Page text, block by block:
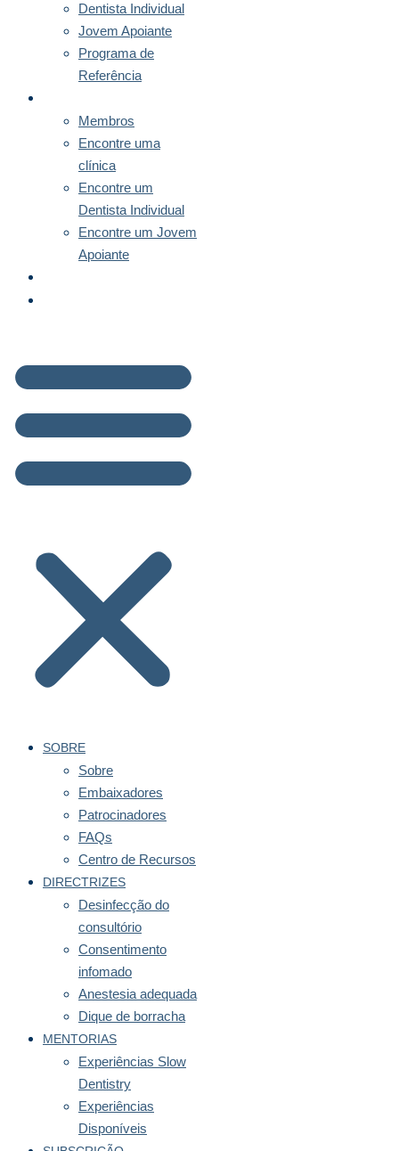
Dentista Individual
Jovem Apoiante
Programa de
Referência
Membros
Encontre uma
clínica
Encontre um
Dentista Individual
Encontre um Jovem
Apoiante
SOBRE
Sobre
Embaixadores
Patrocinadores
FAQs
Centro de Recursos
DIRECTRIZES
Desinfecção do
consultório
Consentimento
infomado
Anestesia adequada
Dique de borracha
MENTORIAS
Experiências Slow
Dentistry
Experiências
Disponíveis